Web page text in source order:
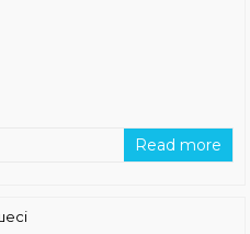
Read more